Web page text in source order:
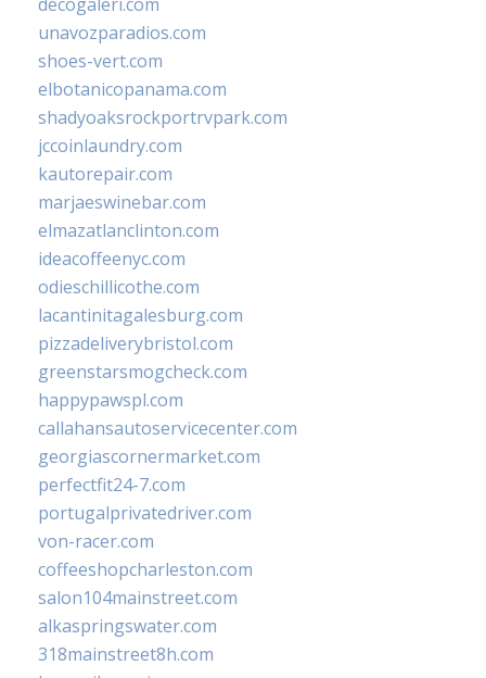
unavozparadios.com
shoes-vert.com
elbotanicopanama.com
shadyoaksrockportrvpark.com
jccoinlaundry.com
kautorepair.com
marjaeswinebar.com
elmazatlanclinton.com
ideacoffeenyc.com
odieschillicothe.com
lacantinitagalesburg.com
pizzadeliverybristol.com
greenstarsmogcheck.com
happypawspl.com
callahansautoservicecenter.com
georgiascornermarket.com
perfectfit24-7.com
portugalprivatedriver.com
von-racer.com
coffeeshopcharleston.com
salon104mainstreet.com
alkaspringswater.com
318mainstreet8h.com